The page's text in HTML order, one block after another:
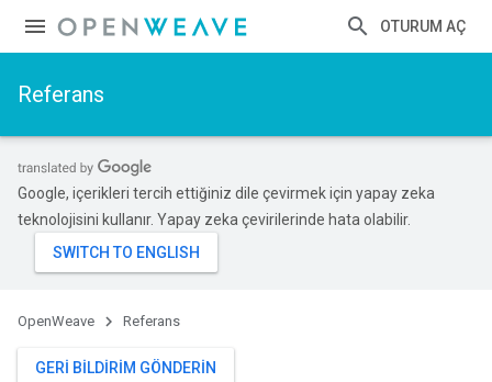
OTURUM AÇ
Referans
Google, içerikleri tercih ettiğiniz dile çevirmek için yapay zeka
teknolojisini kullanır. Yapay zeka çevirilerinde hata olabilir.
OpenWeave Referans
GERI BILDIRIM GÖNDERIN